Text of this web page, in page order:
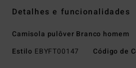
Detalhes e funcionalidades
Camisola pulôver Branco homem
Estilo EBYFT00147 Código de